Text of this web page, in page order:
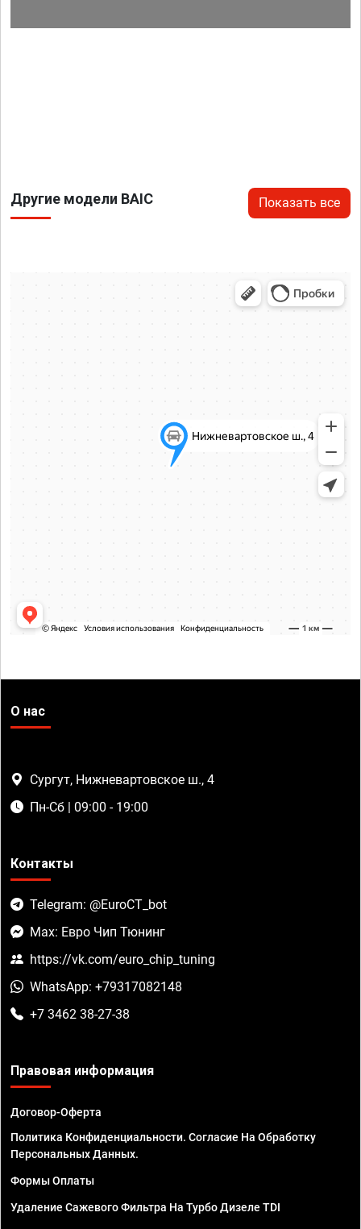
Другие модели BAIC Показать все
О нас
Сургут, Нижневартовское ш., 4
Пн-Сб | 09:00 - 19:00
Контакты
Telegram: @EuroCT_bot
Max: Евро Чип Тюнинг
https://vk.com/euro_chip_tuning
WhatsApp: +79317082148
+7 3462 38-27-38
Правовая информация
Договор-Оферта
Политика Конфиденциальности. Согласие На Обработку
Персональных Данных.
Формы Оплаты
Удаление Сажевого Фильтра На Турбо Дизеле TDI